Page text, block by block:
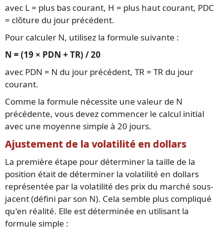
avec L = plus bas courant, H = plus haut courant, PDC
= clôture du jour précédent.
Pour calculer N, utilisez la formule suivante :
N = (19 × PDN + TR) / 20
avec PDN = N du jour précédent, TR = TR du jour
courant.
Comme la formule nécessite une valeur de N
précédente, vous devez commencer le calcul initial
avec une moyenne simple à 20 jours.
Ajustement de la volatilité en dollars
La première étape pour déterminer la taille de la
position était de déterminer la volatilité en dollars
représentée par la volatilité des prix du marché sous-
jacent (défini par son N). Cela semble plus compliqué
qu'en réalité. Elle est déterminée en utilisant la
formule simple :